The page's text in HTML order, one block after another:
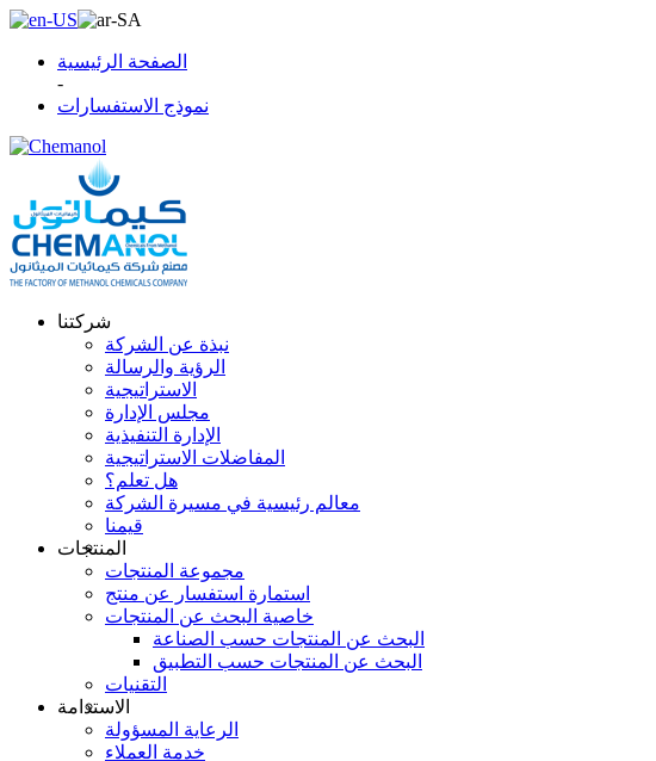
الصفحة الرئيسية
-
نموذج الاستفسارات
شركتنا
نبذة عن الشركة
الرؤية والرسالة
الاستراتيجية
مجلس الإدارة
الإدارة التنفيذية
المفاضلات الاستراتيجية
هل تعلم؟
معالم رئيسية في مسيرة الشركة
قيمنا
المنتجات
مجموعة المنتجات
استمارة استفسار عن منتج
خاصية البحث عن المنتجات
البحث عن المنتجات حسب الصناعة
البحث عن المنتجات حسب التطبيق
التقنيات
الاستدامة
الرعاية المسؤولة
خدمة العملاء